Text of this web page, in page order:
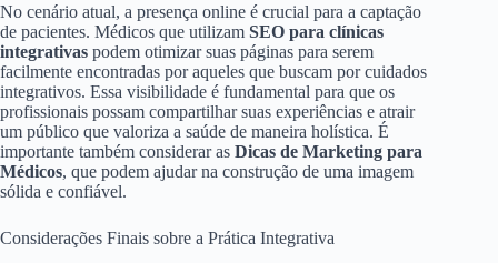
No cenário atual, a presença online é crucial para a captação
de pacientes. Médicos que utilizam SEO para clínicas
integrativas podem otimizar suas páginas para serem
facilmente encontradas por aqueles que buscam por cuidados
integrativos. Essa visibilidade é fundamental para que os
profissionais possam compartilhar suas experiências e atrair
um público que valoriza a saúde de maneira holística. É
importante também considerar as Dicas de Marketing para
Médicos, que podem ajudar na construção de uma imagem
sólida e confiável.
Considerações Finais sobre a Prática Integrativa